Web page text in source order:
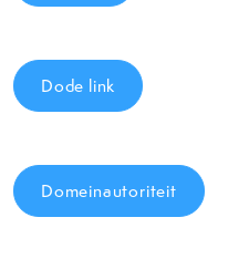
Dode link
Domeinautoriteit